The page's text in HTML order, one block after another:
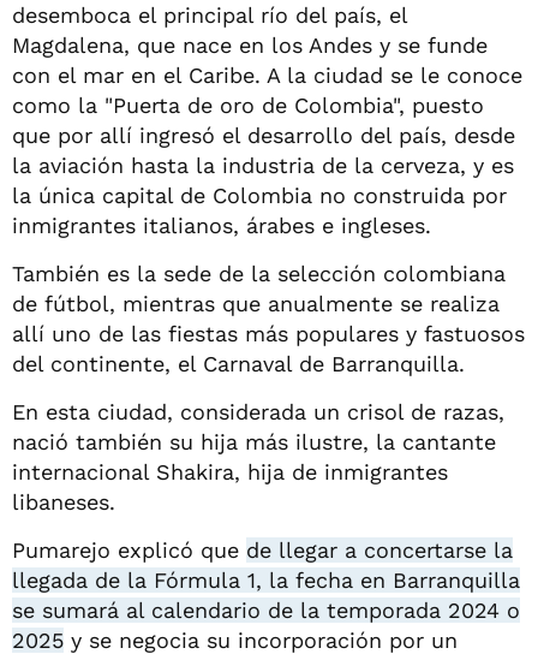
desemboca el principal río del país, el
Magdalena, que nace en los Andes y se funde
con el mar en el Caribe. A la ciudad se le conoce
como la "Puerta de oro de Colombia", puesto
que por allí ingresó el desarrollo del país, desde
la aviación hasta la industria de la cerveza, y es
la única capital de Colombia no construida por
inmigrantes italianos, árabes e ingleses.
También es la sede de la selección colombiana
de fútbol, mientras que anualmente se realiza
allí uno de las fiestas más populares y fastuosos
del continente, el Carnaval de Barranquilla.
En esta ciudad, considerada un crisol de razas,
nació también su hija más ilustre, la cantante
internacional Shakira, hija de inmigrantes
libaneses.
Pumarejo explicó que de llegar a concertarse la
llegada de la Fórmula 1, la fecha en Barranquilla
se sumará al calendario de la temporada 2024 o
2025 y se negocia su incorporación por un